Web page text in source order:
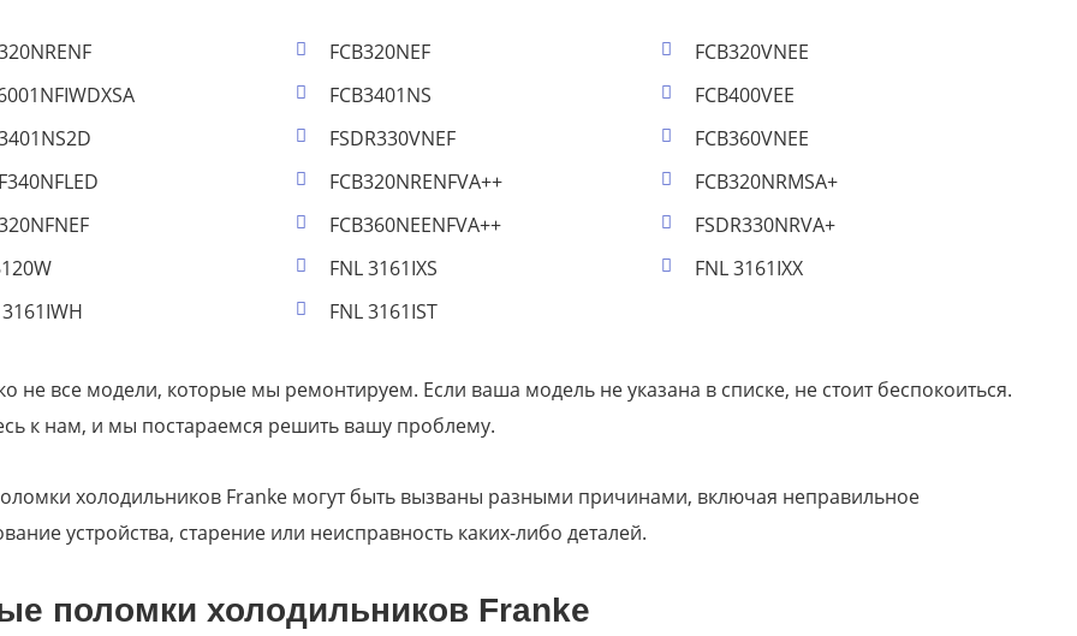
FCB320NEF
FCB320VNEE
FCB3401NS
FCB400VEE
FSDR330VNEF
FCB360VNEE
FCB320NRENFVA++
FCB320NRMSA+
FCB360NEENFVA++
FSDR330NRVA+
FNL 3161IXS
FNL 3161IXX
FNL 3161IST
не все модели, которые мы ремонтируем. Если ваша модель не указана в списке, не стоит беспокоиться.
к нам, и мы постараемся решить вашу проблему.
холодильников Franke могут быть вызваны разными причинами, включая неправильное
устройства, старение или неисправность каких-либо деталей.
поломки холодильников Franke